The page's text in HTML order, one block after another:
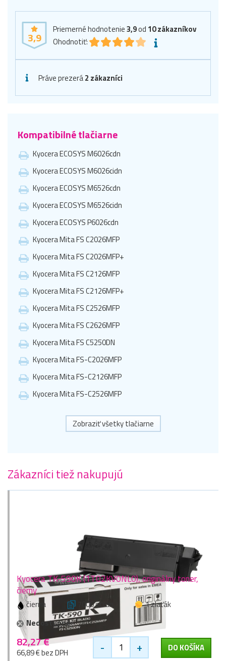
3,9
Priemerné hodnotenie3,9od 10zákazníkov
Ohodnotiť:
Práve prezerá2 zákazníci
Kompatibilné tlačiarne
Kyocera ECOSYS M6026cdn
Kyocera ECOSYS M6026cidn
Kyocera ECOSYS M6526cdn
Kyocera ECOSYS M6526cidn
Kyocera ECOSYS P6026cdn
Kyocera Mita FS C2026MFP
Kyocera Mita FS C2026MFP+
Kyocera Mita FS C2126MFP
Kyocera Mita FS C2126MFP+
Kyocera Mita FS C2526MFP
Kyocera Mita FS C2626MFP
Kyocera Mita FS C5250DN
Kyocera Mita FS-C2026MFP
Kyocera Mita FS-C2126MFP
Kyocera Mita FS-C2526MFP
Zobraziť všetky tlačiarne
Zákazníci tiež nakupujú
Kyocera TK-590K (1T02KV0NL0), originálny toner,
čierny
čierna 7000 stran
1 zlaťák
Nedostupné
82,27 €
66,89 € bez DPH - + DO KOŠÍKA